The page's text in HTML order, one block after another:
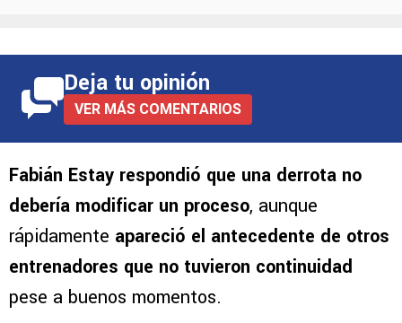
Deja tu opinión
VER MÁS COMENTARIOS
Fabián Estay respondió que una derrota no
debería modificar un proceso, aunque
rápidamente apareció el antecedente de otros
entrenadores que no tuvieron continuidad
pese a buenos momentos.